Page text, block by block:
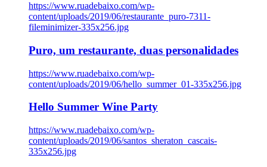
https://www.ruadebaixo.com/wp-
content/uploads/2019/06/restaurante_puro-7311-
fileminimizer-335x256.jpg
Puro, um restaurante, duas personalidades
https://www.ruadebaixo.com/wp-
content/uploads/2019/06/hello_summer_01-335x256.jpg
Hello Summer Wine Party
https://www.ruadebaixo.com/wp-
content/uploads/2019/06/santos_sheraton_cascais-
335x256.jpg